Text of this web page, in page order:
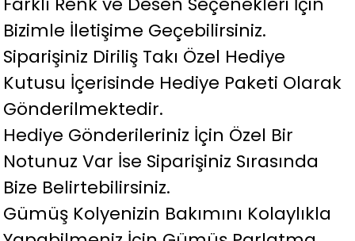
Bizimle İletişime Geçebilirsiniz.
Siparişiniz Diriliş Takı Özel Hediye
Kutusu İçerisinde Hediye Paketi Olarak
Gönderilmektedir.
Hediye Gönderileriniz İçin Özel Bir
Notunuz Var İse Siparişiniz Sırasında
Bize Belirtebilirsiniz.
Gümüş Kolyenizin Bakımını Kolaylıkla